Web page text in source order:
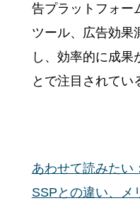
告プラットフォー
ツール、広告効果
し、効率的に成果
とで注目されてい
あわせて読みたい
SSPとの違い、メ